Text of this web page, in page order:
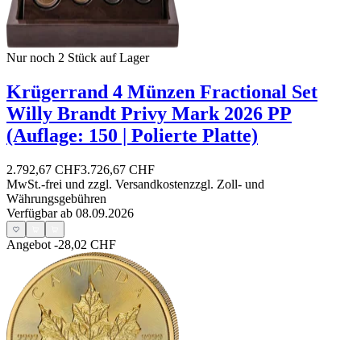
Nur noch 2 Stück auf Lager
Krügerrand 4 Münzen Fractional Set
Willy Brandt Privy Mark 2026 PP
(Auflage: 150 | Polierte Platte)
2.792,67 CHF3.726,67 CHF
MwSt.-frei und zzgl. Versandkostenzzgl. Zoll- und
Währungsgebühren
Verfügbar ab 08.09.2026
Angebot -28,02 CHF